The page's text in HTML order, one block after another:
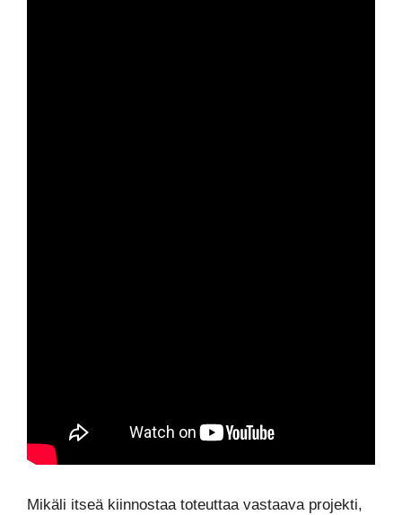
Mikäli itseä kiinnostaa toteuttaa vastaava projekti,